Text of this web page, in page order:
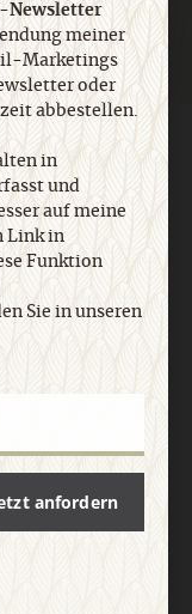
Barrierefreiheit
kündigen
Newsletter
meiner
Marketings
oder
abbestellen.
in
und
auf meine
Link in
Funktion
Sie in unseren
anfordern